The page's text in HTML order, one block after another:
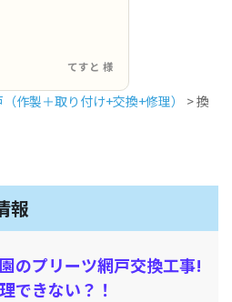
てすと 様
作製＋取り付け+交換+修理） >換
報
のプリーツ網戸交換工事!
できない？！